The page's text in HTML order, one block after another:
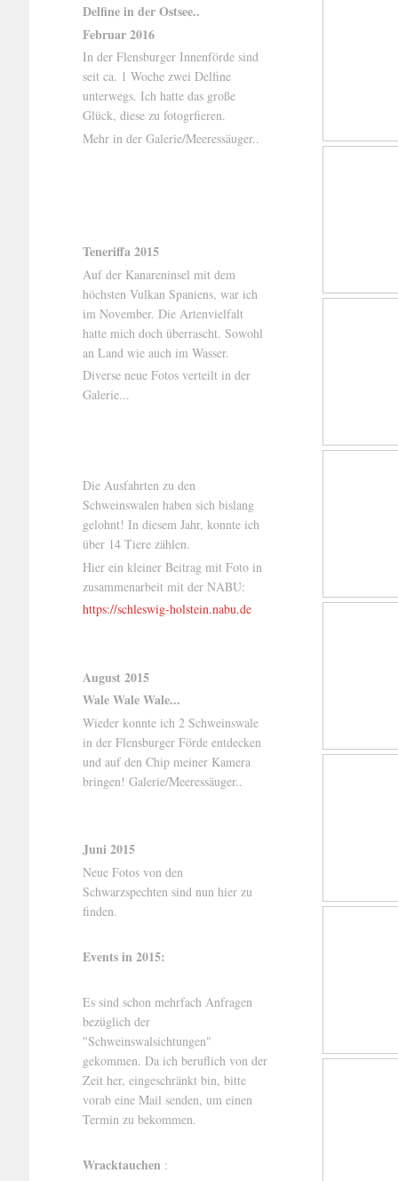
Delfine in der Ostsee..
Februar 2016
In der Flensburger Innenförde sind
seit ca. 1 Woche zwei Delfine
unterwegs. Ich hatte das große
Glück, diese zu fotogrfieren.
Mehr in der Galerie/Meeressäuger..
Teneriffa 2015
Auf der Kanareninsel mit dem
höchsten Vulkan Spaniens, war ich
im November. Die Artenvielfalt
hatte mich doch überrascht. Sowohl
an Land wie auch im Wasser.
Diverse neue Fotos verteilt in der
Galerie...
Die Ausfahrten zu den
Schweinswalen haben sich bislang
gelohnt! In diesem Jahr, konnte ich
über 14 Tiere zählen.
Hier ein kleiner Beitrag mit Foto in
zusammenarbeit mit der NABU:
https://schleswig-holstein.nabu.de
August 2015
Wale Wale Wale...
Wieder konnte ich 2 Schweinswale
in der Flensburger Förde entdecken
und auf den Chip meiner Kamera
bringen! Galerie/Meeressäuger..
Juni 2015
Neue Fotos von den
Schwarzspechten sind nun hier zu
finden.
Events in 2015:
Es sind schon mehrfach Anfragen
bezüglich der
"Schweinswalsichtungen"
gekommen. Da ich beruflich von der
Zeit her, eingeschränkt bin, bitte
vorab eine Mail senden, um einen
Termin zu bekommen.
Wracktauchen :